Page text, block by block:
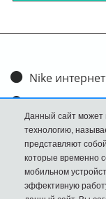
Nike
Доставка и
Обмен и
Размеры
FAQ
Данный сайт может
технологию,
представляют
которые временно
мобильном
эффективную